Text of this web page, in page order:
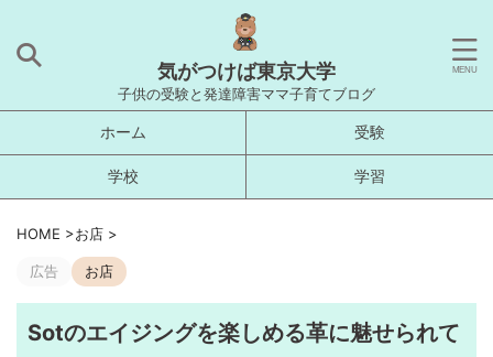
気がつけば東京大学
子供の受験と発達障害ママ子育てブログ
ホーム 受験
学校 学習
HOME >お店 >
広告 お店
Sotのエイジングを楽しめる革に魅せられて